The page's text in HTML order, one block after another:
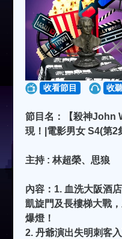
收看節目 收
節目名：【殺神John
現！|電影男女 S4(第2
主持 : 林超榮、思狼
內容：1. 血洗大阪酒
凱旋門及長樓梯大戰
爆燈！
2. 丹爺演出失明刺客